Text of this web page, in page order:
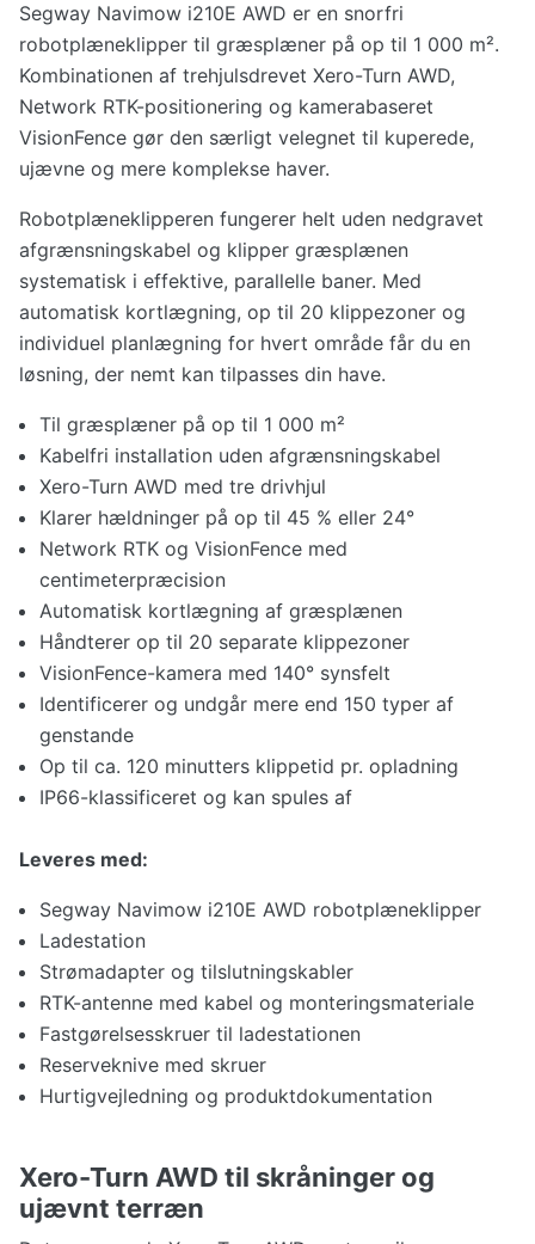
Segway Navimow i210E AWD er en snorfri
robotplæneklipper til græsplæner på op til 1 000 m².
Kombinationen af trehjulsdrevet Xero-Turn AWD,
Network RTK-positionering og kamerabaseret
VisionFence gør den særligt velegnet til kuperede,
ujævne og mere komplekse haver.
Robotplæneklipperen fungerer helt uden nedgravet
afgrænsningskabel og klipper græsplænen
systematisk i effektive, parallelle baner. Med
automatisk kortlægning, op til 20 klippezoner og
individuel planlægning for hvert område får du en
løsning, der nemt kan tilpasses din have.
Til græsplæner på op til 1 000 m²
Kabelfri installation uden afgrænsningskabel
Xero-Turn AWD med tre drivhjul
Klarer hældninger på op til 45 % eller 24°
Network RTK og VisionFence med
centimeterpræcision
Automatisk kortlægning af græsplænen
Håndterer op til 20 separate klippezoner
VisionFence-kamera med 140° synsfelt
Identificerer og undgår mere end 150 typer af
genstande
Op til ca. 120 minutters klippetid pr. opladning
IP66-klassificeret og kan spules af
Leveres med:
Segway Navimow i210E AWD robotplæneklipper
Ladestation
Strømadapter og tilslutningskabler
RTK-antenne med kabel og monteringsmateriale
Fastgørelsesskruer til ladestationen
Reserveknive med skruer
Hurtigvejledning og produktdokumentation
Xero-Turn AWD til skråninger og
ujævnt terræn